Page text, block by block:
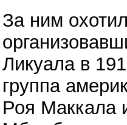
За ним
Ликуала в
группа
Роя Маккала